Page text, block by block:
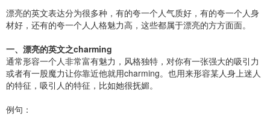
漂亮的英文表达分为很多种，有的夸一个人气质好，有的夸一个人身
材好，还有的夸一个人人格魅力高，这些都属于漂亮的方方面面。
一、漂亮的英文之charming
通常形容一个人非常富有魅力，风格独特，对你有一张强大的吸引力
或者有一股魔力让你靠近他就用charming。也用来形容某人身上迷人
的特征，吸引人的特征，比如她很抚媚。
例句：